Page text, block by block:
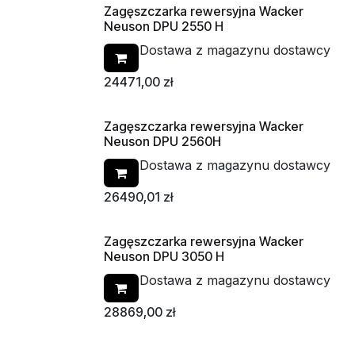
Zagęszczarka rewersyjna Wacker
Neuson DPU 2550 H
Dostawa z magazynu dostawcy
24471,00 zł
Zagęszczarka rewersyjna Wacker
Neuson DPU 2560H
Dostawa z magazynu dostawcy
26490,01 zł
Zagęszczarka rewersyjna Wacker
Neuson DPU 3050 H
Dostawa z magazynu dostawcy
28869,00 zł